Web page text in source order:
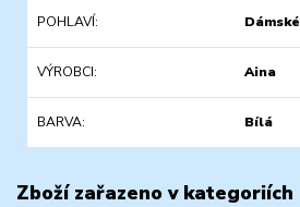
POHLAVÍ Dámské
VÝROBCI Aina
BARVA Bílá
Zboží zařazeno v kategoriích